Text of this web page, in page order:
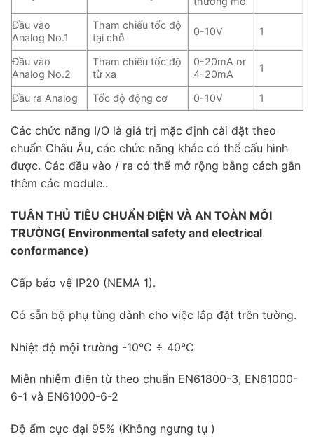
Đầu vào
Analog No.1
Tham chiếu tốc độ
tại chỗ
0-10V 1
Đầu vào
Analog No.2
Tham chiếu tốc độ
từ xa
0-20mA or
4-20mA
1
Đầu ra Analog Tốc độ động cơ 0-10V 1
Các chức năng I/O là giá trị mặc định cài đặt theo
chuẩn Châu Âu, các chức năng khác có thể cấu hình
được. Các đầu vào / ra có thể mở rộng bằng cách gắn
thêm các module..
TUÂN THỦ TIÊU CHUẨN ĐIỆN VÀ AN TOÀN MÔI
TRƯỜNG( Environmental safety and electrical
conformance)
Cấp bảo vệ IP20 (NEMA 1).
Có sẵn bộ phụ tùng dành cho việc lắp đặt trên tường.
Nhiệt độ mội trường -10°C ÷ 40°C
Miễn nhiễm điện từ theo chuẩn EN61800-3, EN61000-
6-1 và EN61000-6-2
Độ ẩm cực đại 95% (Không ngưng tụ )